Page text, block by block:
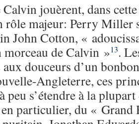
jouèrent, dans
rôle majeur: Perry Miller
John Cotton, «
morceau de Calvin »13.
aux douceurs d’un
Angleterre, ces
peu s’étendre à la
particulier, du «